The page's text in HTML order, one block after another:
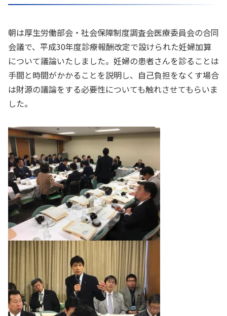
朝は厚生労働部会・社会保障制度調査会医療委員会の合同
会議で、平成30年度診療報酬改定で設けられた妊婦加算
について議論いたしました。妊婦の患者さんを診ることは
手間と時間がかかることを説明し、自己負担をなくす場合
は財源の議論をする必要性についても触れさせてもらいま
した。